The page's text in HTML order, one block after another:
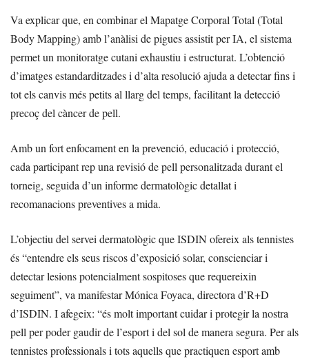
Va explicar que, en combinar el Mapatge Corporal Total (Total
Body Mapping) amb l’anàlisi de pigues assistit per IA, el sistema
permet un monitoratge cutani exhaustiu i estructurat. L’obtenció
d’imatges estandarditzades i d’alta resolució ajuda a detectar fins i
tot els canvis més petits al llarg del temps, facilitant la detecció
precoç del càncer de pell.
Amb un fort enfocament en la prevenció, educació i protecció,
cada participant rep una revisió de pell personalitzada durant el
torneig, seguida d’un informe dermatològic detallat i
recomanacions preventives a mida.
L’objectiu del servei dermatològic que ISDIN ofereix als tennistes
és “entendre els seus riscos d’exposició solar, conscienciar i
detectar lesions potencialment sospitoses que requereixin
seguiment”, va manifestar Mónica Foyaca, directora d’R+D
d’ISDIN. I afegeix: “és molt important cuidar i protegir la nostra
pell per poder gaudir de l’esport i del sol de manera segura. Per als
tennistes professionals i tots aquells que practiquen esport amb